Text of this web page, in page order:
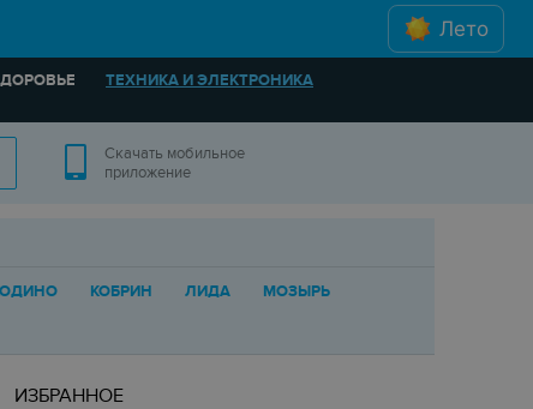
Лето
ТЕХНИКА И ЭЛЕКТРОНИКА
Скачать мобильное
приложение
КОБРИН ЛИДА
МОЗЫРЬ
ИЗБРАННОЕ